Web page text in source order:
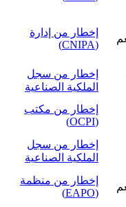
إخطار من إدارة
(CNIPA)
إخطار من سجل
الملكية الصناعية
إخطار من مكتب
(OCPI)
إخطار من سجل
الملكية الصناعية
إخطار من منظمة
(EAPO)